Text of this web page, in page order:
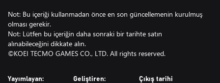
Not: Bu içeriği kullanmadan önce en son güncellemenin kurulmuş
olması gerekir.
Not: Lütfen bu içeriğin daha sonraki bir tarihte satın
alınabileceğini dikkate alın.
©KOEI TECMO GAMES CO., LTD. All rights reserved.
Yayımlayan: Geliştiren: Çıkış tarihi